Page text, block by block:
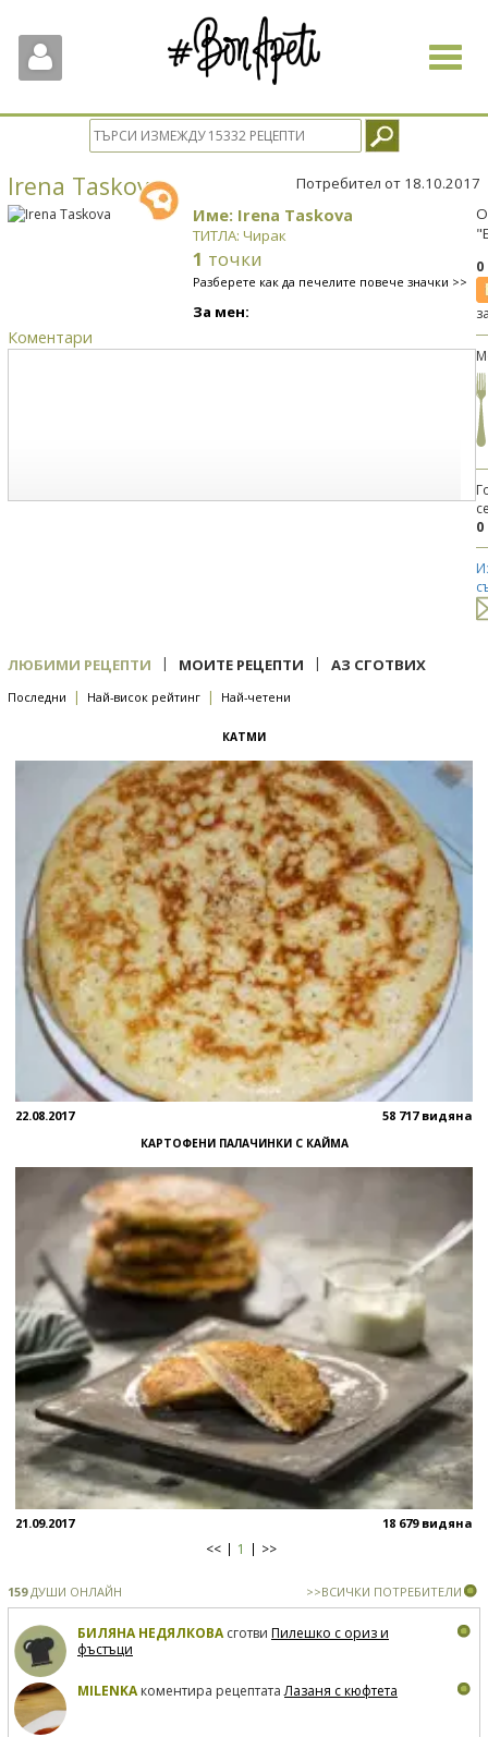
Toggle
Irena Taskova Потребител от 18.10.2017
Име: Irena Taskova
ТИТЛА: Чирак
1 точки
Разберете как да печелите повече значки >>
За мен:
Коментари
0
ЛЮБИМИ РЕЦЕПТИ | МОИТЕ РЕЦЕПТИ | АЗ СГОТВИХ
Последни | Най-висок рейтинг | Най-четени
КАТМИ
22.08.2017 58 717 видяна
КАРТОФЕНИ ПАЛАЧИНКИ С КАЙМА
21.09.2017 18 679 видяна
<< 1 >>
159ДУШИ ОНЛАЙН >>ВСИЧКИ ПОТРЕБИТЕЛИ
БИЛЯНА НЕДЯЛКОВАсготви Пилешко с ориз и
фъстъци
MILENKAкоментира рецептатаЛазаня с кюфтета